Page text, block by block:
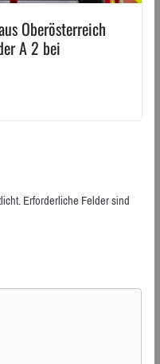
Oberösterreich
A 2 bei
Erforderliche Felder sind